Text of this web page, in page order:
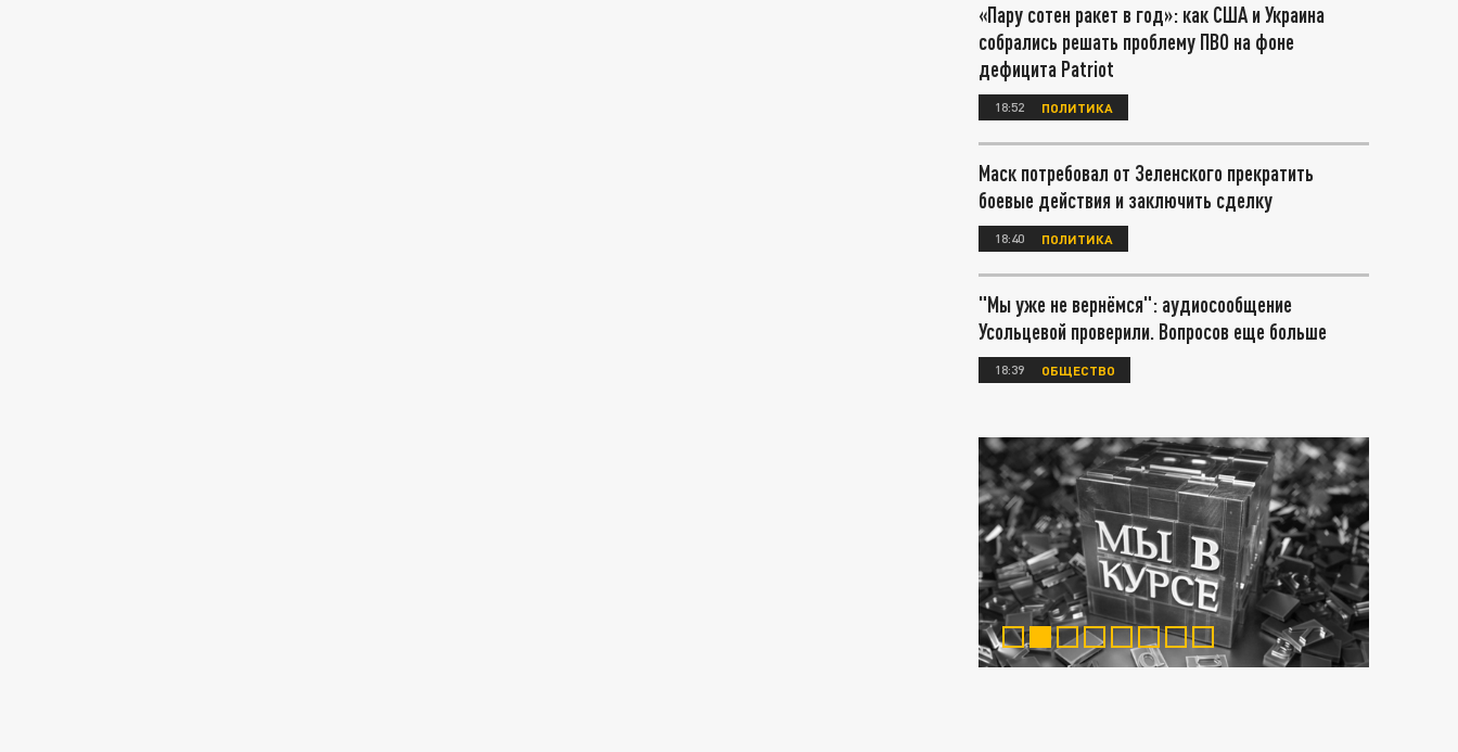
«Пару сотен ракет в год»: как США и Украина
собрались решать проблему ПВО на фоне
дефицита Patriot
18:52 ПОЛИТИКА
Маск потребовал от Зеленского прекратить
боевые действия и заключить сделку
18:40 ПОЛИТИКА
"Мы уже не вернёмся": аудиосообщение
Усольцевой проверили. Вопросов еще больше
18:39 ОБЩЕСТВО